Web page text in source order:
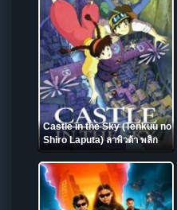
Castle in the Sky (Tenkuu no
Shiro Laputa) ลาพิวต้า พลิก
ตำนานเหนือเวหา (1986)